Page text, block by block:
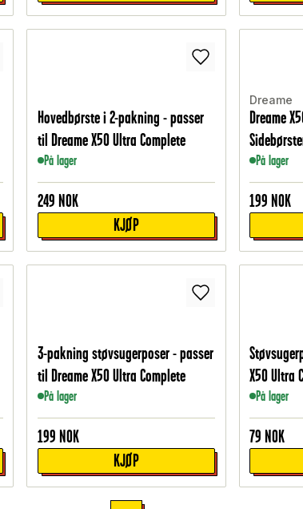
Hovedbørste i 2-pakning - passer
til Dreame X50 Ultra Complete
På lager
249 NOK
KJØP
Dreame
Dreame
På lager
199 NOK
3-pakning støvsugerposer - passer
til Dreame X50 Ultra Complete
På lager
199 NOK
KJØP
X50 Ultra
På lager
79 NOK